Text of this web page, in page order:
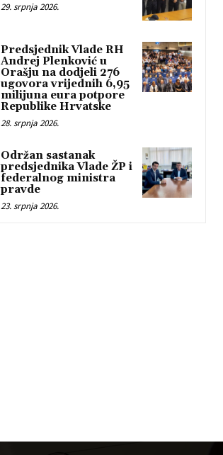
29. srpnja 2026.
Predsjednik Vlade RH
Andrej Plenković u
Orašju na dodjeli 276
ugovora vrijednih 6,95
milijuna eura potpore
Republike Hrvatske
28. srpnja 2026.
Održan sastanak
predsjednika Vlade ŽP i
federalnog ministra
pravde
23. srpnja 2026.